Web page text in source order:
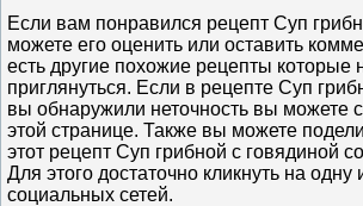
Если вам понравился рецепт Суп
можете его оценить или оставить
есть другие похожие рецепты которые
приглянуться. Если в рецепте Суп
вы обнаружили неточность вы можете
этой странице. Также вы можете
этот рецепт Суп грибной с говядиной
Для этого достаточно кликнуть на одну
социальных сетей.